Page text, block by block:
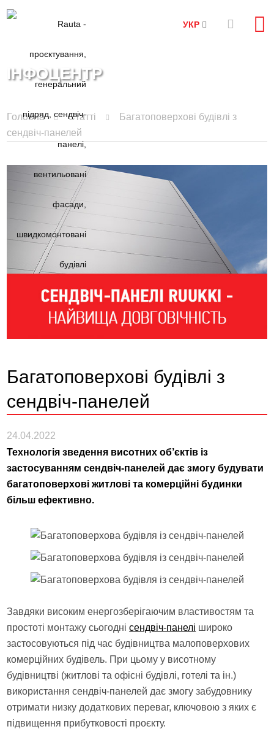
УКР
ІНФОЦЕНТР
Головна Статті
Багатоповерхові будівлі з
сендвіч-панелей
Багатоповерхові будівлі з
сендвіч-панелей
24.04.2022
Технологія зведення висотних об’єктів із
застосуванням сендвіч-панелей дає змогу будувати
багатоповерхові житлові та комерційні будинки
більш ефективно.
Завдяки високим енергозберігаючим властивостям та
простоті монтажу сьогоднісендвіч-панелі широко
застосовуються під час будівництва малоповерхових
комерційних будівель. При цьому у висотному
будівництві (житлові та офісні будівлі, готелі та ін.)
використання сендвіч-панелей дає змогу забудовнику
отримати низку додаткових переваг, ключовою з яких є
підвищення прибутковості проєкту.